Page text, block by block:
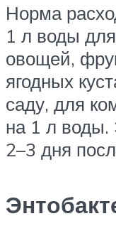
Норма
1 л воды
овощей,
ягодных
саду, для
на 1 л
2–3 дня